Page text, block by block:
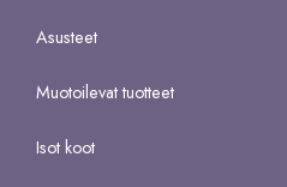
Asusteet
Muotoilevat tuotteet
Isot koot